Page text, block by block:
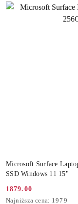
Microsoft Surface
SSD Windows 11 15"
Cena
1879.00
Najniższa
Najniższa cena: 1979